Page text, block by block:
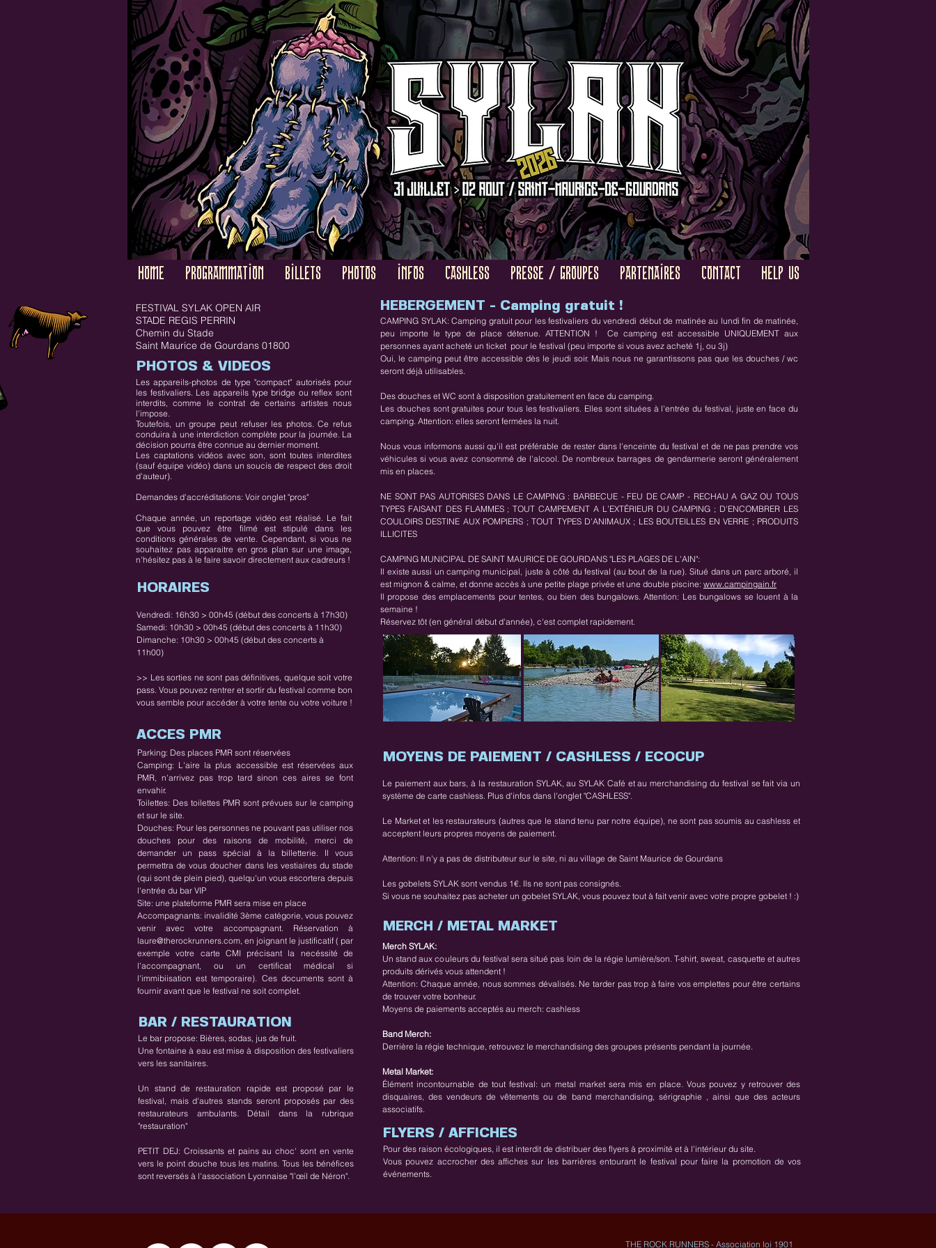
HOME PROGRAMMATION BILLETS PHOTOS INFOS CASHLESS PRESSE / GROUPES PARTENAIRES CONTACT HELP US
FESTIVAL SYLAK OPEN AIR
STADE REGIS PERRIN
Chemin du Stade
Saint Maurice de Gourdans 01800
PHOTOS & VIDEOS
Les appareils-photos de type "compact" autorisés pour
les festivaliers. Les appareils type bridge ou reflex sont
interdits, comme le contrat de certains artistes nous
l'impose.
Toutefois, un groupe peut refuser les photos. Ce refus
conduira à une interdiction complète pour la journée. La
décision pourra être connue au dernier moment.
Les captations vidéos avec son, sont toutes interdites
(sauf équipe vidéo) dans un soucis de respect des droit
d'auteur).
Demandes d'accréditations: Voir onglet "pros"
Chaque année, un reportage vidéo est réalisé. Le fait
que vous pouvez être filmé est stipulé dans les
conditions générales de vente. Cependant, si vous ne
souhaitez pas apparaitre en gros plan sur une image,
n'hésitez pas à le faire savoir directement aux cadreurs !
HORAIRES
Vendredi: 16h30 > 00h45 (début des concerts à 17h30)
Samedi: 10h30 > 00h45 (début des concerts à 11h30)
Dimanche: 10h30 > 00h45 (début des concerts à
11h00)
>> Les sorties ne sont pas définitives, quelque soit votre
pass. Vous pouvez rentrer et sortir du festival comme bon
vous semble pour accéder à votre tente ou votre voiture !
HEBERGEMENT - Camping gratuit !
CAMPING SYLAK: Camping gratuit pour les festivaliers du vendredi début de matinée au lundi fin de matinée,
peu importe le type de place détenue. ATTENTION ! Ce camping est accessible UNIQUEMENT aux
personnes ayant acheté un ticket pour le festival (peu importe si vous avez acheté 1j, ou 3j)
Oui, le camping peut être accessible dès le jeudi soir. Mais nous ne garantissons pas que les douches / wc
seront déjà utilisables.
Des douches et WC sont à disposition gratuitement en face du camping.
Les douches sont gratuites pour tous les festivaliers. Elles sont situées à l'entrée du festival, juste en face du
camping. Attention: elles seront fermées la nuit.
Nous vous informons aussi qu'il est préférable de rester dans l'enceinte du festival et de ne pas prendre vos
véhicules si vous avez consommé de l'alcool. De nombreux barrages de gendarmerie seront généralement
mis en places.
NE SONT PAS AUTORISES DANS LE CAMPING : BARBECUE - FEU DE CAMP - RECHAU A GAZ OU TOUS
TYPES FAISANT DES FLAMMES ; TOUT CAMPEMENT A L’EXTÉRIEUR DU CAMPING ; D'ENCOMBRER LES
COULOIRS DESTINE AUX POMPIERS ; TOUT TYPES D'ANIMAUX ; LES BOUTEILLES EN VERRE ; PRODUITS
ILLICITES
CAMPING MUNICIPAL DE SAINT MAURICE DE GOURDANS "LES PLAGES DE L'AIN":
Il existe aussi un camping municipal, juste à côté du festival (au bout de la rue). Situé dans un parc arboré, il
est mignon & calme, et donne accès à une petite plage privée et une double piscine: www.campingain.fr
Il propose des emplacements pour tentes, ou bien des bungalows. Attention: Les bungalows se louent à la
semaine !
Réservez tôt (en général début d'année), c'est complet rapidement.
ACCES PMR
Parking: Des places PMR sont réservées
Camping: L'aire la plus accessible est réservées aux
PMR, n'arrivez pas trop tard sinon ces aires se font
envahir.
Toilettes: Des toilettes PMR sont prévues sur le camping
et sur le site.
Douches: Pour les personnes ne pouvant pas utiliser nos
douches pour des raisons de mobilité, merci de
demander un pass spécial à la billetterie. Il vous
permettra de vous doucher dans les vestiaires du stade
(qui sont de plein pied), quelqu'un vous escortera depuis
l'entrée du bar VIP
Site: une plateforme PMR sera mise en place
Accompagnants: invalidité 3ème catégorie, vous pouvez
venir avec votre accompagnant. Réservation à
laure@therockrunners.com, en joignant le justificatif ( par
exemple votre carte CMI précisant la necéssité de
l'accompagnant, ou un certificat médical si
l'immibiisation est temporaire). Ces documents sont à
fournir avant que le festival ne soit complet.
BAR / RESTAURATION
Le bar propose: Bières, sodas, jus de fruit.
Une fontaine à eau est mise à disposition des festivaliers
vers les sanitaires.
Un stand de restauration rapide est proposé par le
festival, mais d'autres stands seront proposés par des
restaurateurs ambulants. Détail dans la rubrique
"restauration"
PETIT DEJ: Croissants et pains au choc' sont en vente
vers le point douche tous les matins. Tous les bénéfices
sont reversés à l'association Lyonnaise "l’œil de Néron".
MOYENS DE PAIEMENT / CASHLESS / ECOCUP
Le paiement aux bars, à la restauration SYLAK, au SYLAK Café et au merchandising du festival se fait via un
système de carte cashless. Plus d'infos dans l'onglet "CASHLESS".
Le Market et les restaurateurs (autres que le stand tenu par notre équipe), ne sont pas soumis au cashless et
acceptent leurs propres moyens de paiement.
Attention: Il n'y a pas de distributeur sur le site, ni au village de Saint Maurice de Gourdans
Les gobelets SYLAK sont vendus 1€. Ils ne sont pas consignés.
Si vous ne souhaitez pas acheter un gobelet SYLAK, vous pouvez tout à fait venir avec votre propre gobelet ! :)
MERCH / METAL MARKET
Merch SYLAK:
Un stand aux couleurs du festival sera situé pas loin de la régie lumière/son. T-shirt, sweat, casquette et autres
produits dérivés vous attendent !
Attention: Chaque année, nous sommes dévalisés. Ne tarder pas trop à faire vos emplettes pour être certains
de trouver votre bonheur.
Moyens de paiements acceptés au merch: cashless
Band Merch:
Derrière la régie technique, retrouvez le merchandising des groupes présents pendant la journée.
Metal Market:
Élément incontournable de tout festival: un metal market sera mis en place. Vous pouvez y retrouver des
disquaires, des vendeurs de vêtements ou de band merchandising, sérigraphie , ainsi que des acteurs
associatifs.
FLYERS / AFFICHES
Pour des raison écologiques, il est interdit de distribuer des flyers à proximité et à l'intérieur du site.
Vous pouvez accrocher des affiches sur les barrières entourant le festival pour faire la promotion de vos
événements.
THE ROCK RUNNERS - ​Association loi 1901